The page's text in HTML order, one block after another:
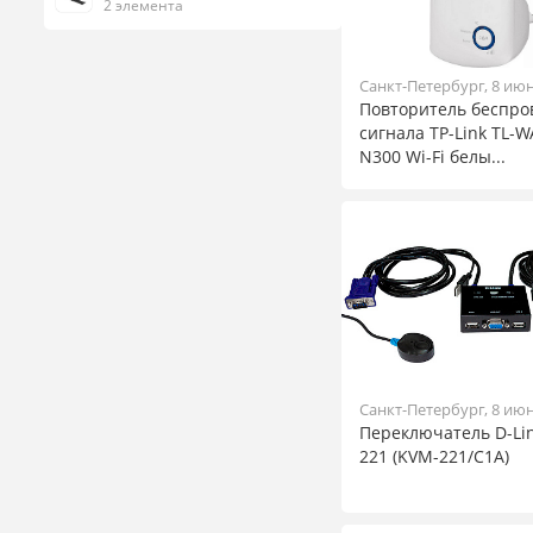
2 элемента
Санкт-Петербург, 8
Повторитель
сигнала TP-Link TL-
N300 Wi-Fi белы...
Санкт-Петербург, 8
Переключатель D-
221 (KVM-221/C1A)